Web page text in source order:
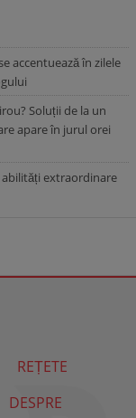
accentuează în zilele
Soluții de la un
apare în jurul orei
abilități extraordinare
REȚETE
DESPRE